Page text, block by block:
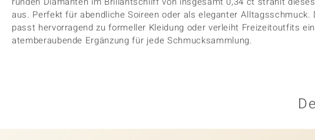
aus. Perfekt für abendliche Soireen oder als eleganter Alltagsschmuck.
passt hervorragend zu formeller Kleidung oder verleiht Freizeitoutfits
atemberaubende Ergänzung für jede Schmucksammlung.